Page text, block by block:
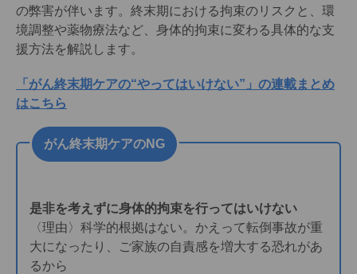
の弊害が伴います。終末期における拘束のリスクと、環
境調整や薬物療法など、身体的拘束に変わる具体的な支
援方法を解説します。
「がん終末期ケアの“やってはいけない”」の連載まとめ
はこちら
がん終末期ケアのNG
是非を考えずに身体的拘束を行ってはいけない
〈理由〉科学的根拠はない。かえって転倒事故が重
大になったり、ご家族の自責感を増大する恐れがあ
るから